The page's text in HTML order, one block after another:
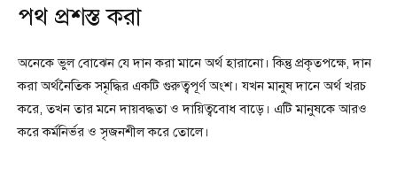
পথ প্রশস্ত করা
অনেকে ভুল বোঝেন যে দান করা মানে অর্থ হারানো। কিন্তু প্রকৃতপক্ষে, দান
করা অর্থনৈতিক সমৃদ্ধির একটি গুরুত্বপূর্ণ অংশ। যখন মানুষ দানে অর্থ খরচ
করে, তখন তার মনে দায়বদ্ধতা ও দায়িত্ববোধ বাড়ে। এটি মানুষকে আরও
করে কর্মনির্ভর ও সৃজনশীল করে তোলে।